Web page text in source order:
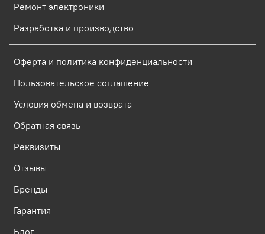
Ремонт электроники
Разработка и производство
Оферта и политика конфиденциальности
Пользовательское соглашение
Условия обмена и возврата
Обратная связь
Реквизиты
Отзывы
Бренды
Гарантия
Блог